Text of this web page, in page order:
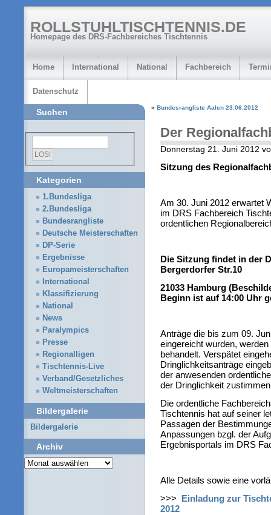
ROLLSTUHLTISCHTENNIS.DE
Homepage des DRS-Fachbereiches Tischtennis
Home International National Fachbereich
Datenschutz
« Bundesrangliste Aalen 23.06.2012
Der
Donnerstag 21. Juni 2012
Sitzung des
Am 30. Juni 2012 erwartet
im DRS Fachbereich
ordentlichen
Die Sitzung findet in der
Bergerdorfer Str.10
21033 Hamburg
Beginn ist auf 14:00 Uhr
Anträge die bis zum 09.
eingereicht wurden,
behandelt. Verspätet
Dringlichkeitsanträge
der anwesenden
der Dringlichkeit
Die ordentliche
Tischtennis hat auf seiner
Passagen der
Anpassungen bzgl. der
Ergebnisportals im DRS
Alle Details sowie eine
>>> Einladung zur
2012
Suchen
Kategorien
1.Bundesliga
2.Bundesliga
Bundesrangliste
Deutsche Meisterschaften
DP-Serie
Ergebnisse
Europameisterschaften
International
Klassifizierung
National
News
Paralympics
Presse
Regionalligen
Tischtennis-Live
Verband/Gesetzliches
Weltmeisterschaften
Bildergalerie
Bildergalerie
Archiv
Archiv